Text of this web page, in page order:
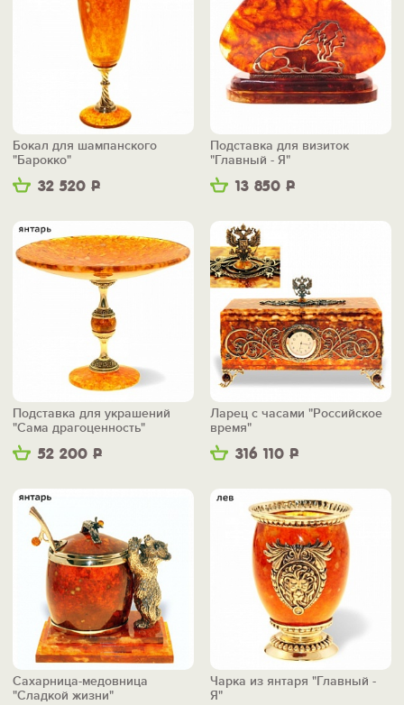
32 520 Р
Бокал для шампанского
"Барокко"
13 850 Р
Подставка для визиток
"Главный - Я"
52 200 Р
Подставка для украшений
"Сама драгоценность"
316 110 Р
Ларец с часами "Российское
время"
Сахарница-медовница
"Сладкой жизни"
Чарка из янтаря "Главный -
Я"